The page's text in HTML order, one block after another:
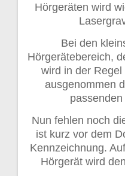
Hörgeräten wird
Bei den
Hörgerätebereich,
wird in der Regel
ausgenommen
Nun fehlen noch
ist kurz vor dem
Kennzeichnung.
Hörgerät wird